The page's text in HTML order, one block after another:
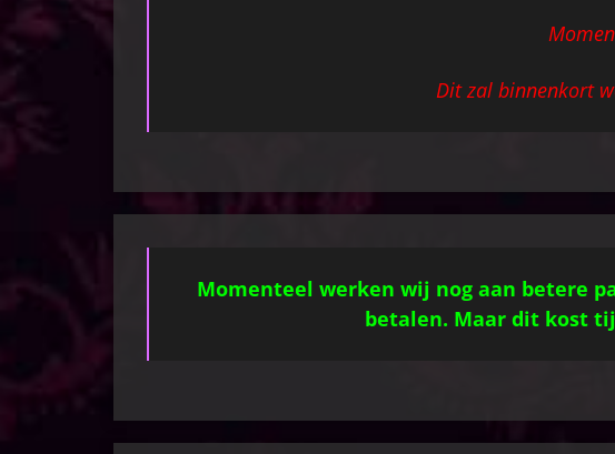
Dit zal binnenkort
Momenteel werken wij nog aan betere
betalen. Maar dit kost